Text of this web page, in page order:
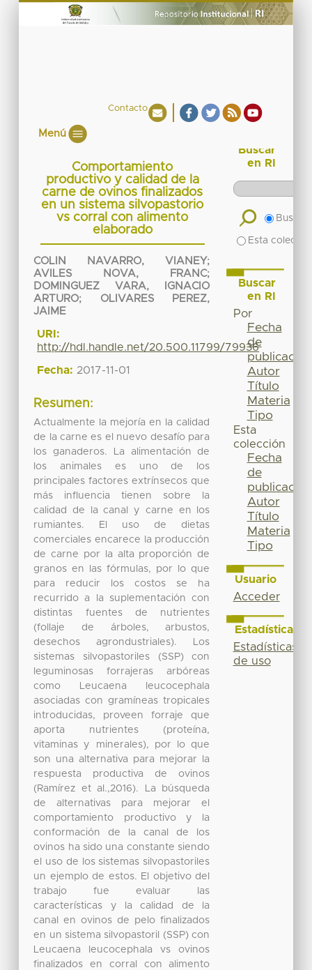
Contacto
Menú
Comportamiento
productivo y calidad de la
carne de ovinos finalizados
en un sistema silvopastorio
vs corral con alimento
elaborado
COLIN NAVARRO, VIANEY;
AVILES NOVA, FRANC;
DOMINGUEZ VARA, IGNACIO
ARTURO; OLIVARES PEREZ,
JAIME
URI:
http://hdl.handle.net/20.500.11799/79936
Fecha: 2017-11-01
Resumen:
Actualmente la mejoría en la calidad
de la carne es el nuevo desafío para
los ganaderos. La alimentación de
los animales es uno de los
principales factores extrínsecos que
más influencia tienen sobre la
calidad de la canal y carne en los
rumiantes. El uso de dietas
comerciales encarece la producción
de carne por la alta proporción de
granos en las fórmulas, por lo que
para reducir los costos se ha
recurrido a la suplementación con
distintas fuentes de nutrientes
(follaje de árboles, arbustos,
desechos agrondustriales). Los
sistemas silvopastoriles (SSP) con
leguminosas forrajeras arbóreas
como Leucaena leucocephala
asociadas con gramíneas tropicales
introducidas, proveen forraje que
aporta nutrientes (proteína,
vitaminas y minerales), por lo que
son una alternativa para mejorar la
respuesta productiva de ovinos
(Ramírez et al.,2016). La búsqueda
de alternativas para mejorar el
comportamiento productivo y la
conformación de la canal de los
ovinos ha sido una constante siendo
el uso de los sistemas silvopastoriles
un ejemplo de estos. El objetivo del
trabajo fue evaluar las
características y la calidad de la
canal en ovinos de pelo finalizados
en un sistema silvopastoril (SSP) con
Leucaena leucocephala vs ovinos
finalizados en corral con alimento
Buscar
en RI
Buscar
Esta
Buscar
en RI
Por
Fecha
de
publicación
Autor
Título
Materia
Tipo
Esta
colección
Fecha
de
publicación
Autor
Título
Materia
Tipo
Usuario
Acceder
Estadísticas
Estadísticas
de uso